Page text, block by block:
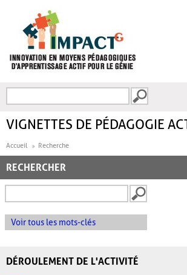
FORMULAIRE DE
VIGNETTES DE PÉDAGOGIE
Accueil Recherche
RECHERCHER
Voir tous les mots-clés
DÉROULEMENT DE L'ACTIVITÉ